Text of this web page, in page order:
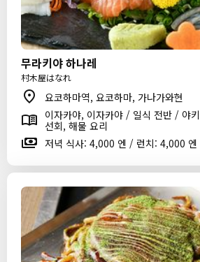
무라키야 하나레
村木屋はなれ
요코하마역, 요코하마, 가나가와현
이자카야, 이자카야 / 일식 전반 / 야
선회, 해물 요리
저녁 식사: 4,000 엔 / 런치: 4,000 엔